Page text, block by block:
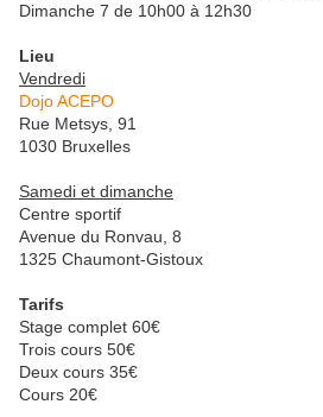
Dimanche 7 de 10h00 à 12h30
Lieu
Vendredi
Dojo ACEPO
Rue Metsys, 91
1030 Bruxelles
Samedi et dimanche
Centre sportif
Avenue du Ronvau, 8
1325 Chaumont-Gistoux
Tarifs
Stage complet 60€
Trois cours 50€
Deux cours 35€
Cours 20€